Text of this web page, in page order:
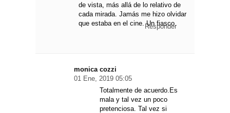
de vista, más allá de lo relativo de
cada mirada. Jamás me hizo olvidar
que estaba en el cine. Un fiasco.
Responder
monica cozzi
01 Ene, 2019 05:05
Totalmente de acuerdo.Es
mala y tal vez un poco
pretenciosa. Tal vez si